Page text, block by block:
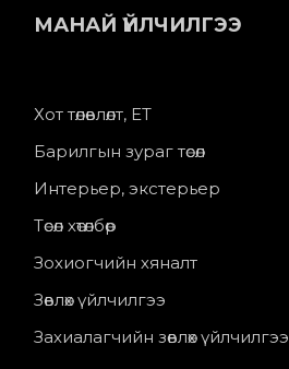
МАНАЙ ҮЙЛЧИЛГЭЭ
Хот төлөвлөлт, ЕТ
Барилгын зураг төсөл
Интерьер, экстерьер
Төсөл хөтөлбөр
Зохиогчийн хяналт
Зөвлөх үйлчилгээ
Захиалагчийн зөвлөх үйлчилгээ